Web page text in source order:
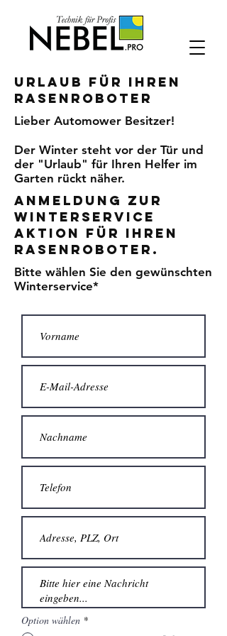
Urlaub für Ihren
Rasenroboter
Lieber Automower Besitzer!
Der Winter steht vor der Tür und
der "Urlaub" für Ihren Helfer im
Garten rückt näher.
Anmeldung zur
Winterservice
Aktion für Ihren
Rasenroboter.
Bitte wählen Sie den gewünschten
Winterservice*
Option wählen *